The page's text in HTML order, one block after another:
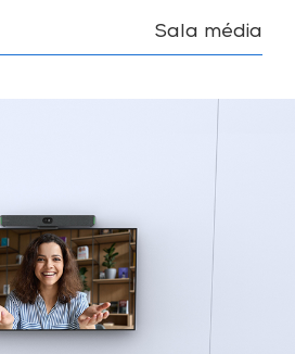
Sala média